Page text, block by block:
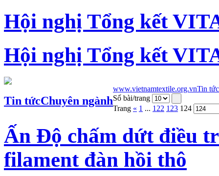
Hội nghị Tổng kết
Hội nghị Tổng kết
Tin tứcChuyên ngành
www.vietnamtextile.org.vnTin tức
Số bài/trang
Trang « 1 ... 122 123 124
Ấn Độ chấm dứt điều
filament đàn hồi thô